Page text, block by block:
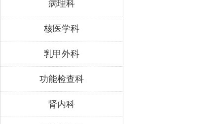
病理科
核医学科
乳甲外科
功能检查科
肾内科